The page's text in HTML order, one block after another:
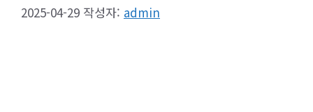
2025-04-29 작성자: admin